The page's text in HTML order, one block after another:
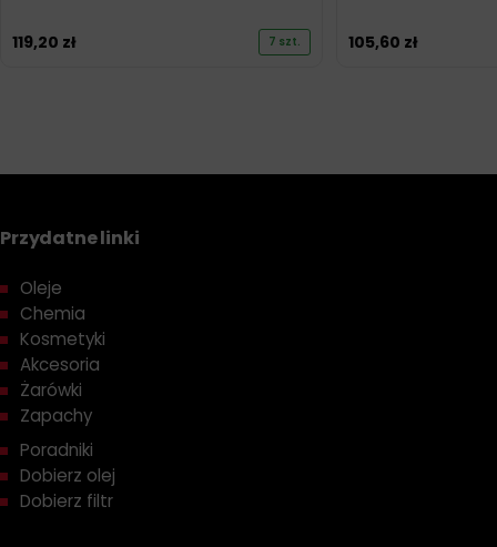
119,20 zł 7 szt. 105,60 zł
Przydatne linki
Oleje
Chemia
Kosmetyki
Akcesoria
Żarówki
Zapachy
Poradniki
Dobierz olej
Dobierz filtr